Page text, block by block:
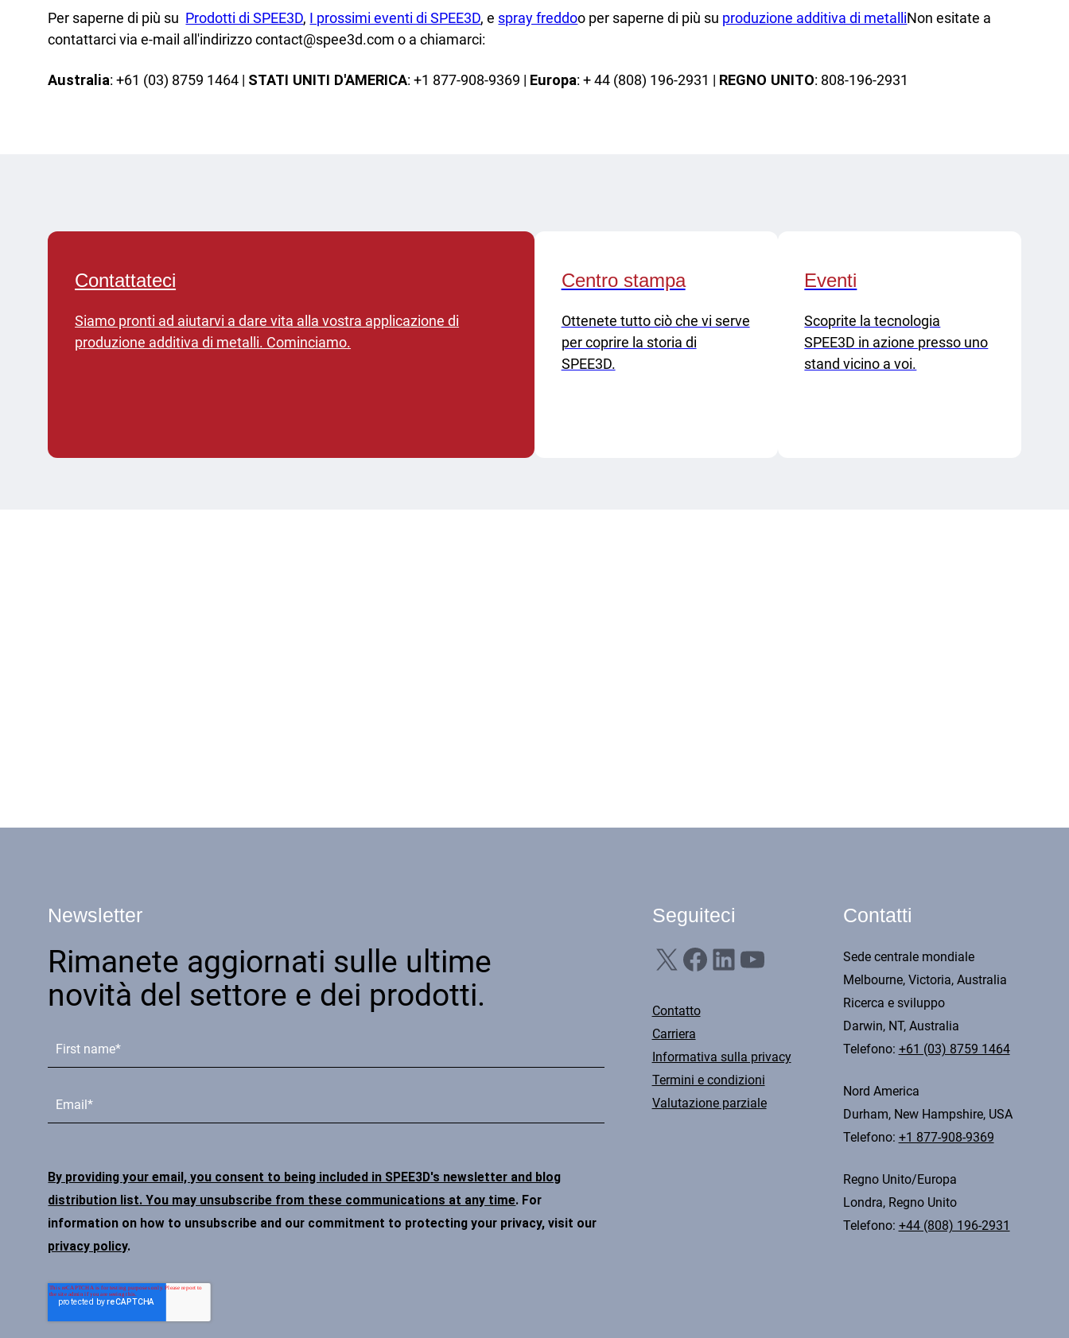
Per saperne di più su Prodotti di SPEE3D, I prossimi eventi di SPEE3D, e spray freddoo per saperne di più su produzione additiva di metalliNon esitate a
contattarci via e-mail all'indirizzo contact@spee3d.com o a chiamarci:
Australia: +61 (03) 8759 1464 | STATI UNITI D'AMERICA: +1 877-908-9369 | Europa: + 44 (808) 196-2931 | REGNO UNITO: 808-196-2931
Contattateci
Siamo pronti ad aiutarvi a dare vita alla vostra applicazione di
produzione additiva di metalli. Cominciamo.
Centro stampa
Ottenete tutto ciò che vi serve
per coprire la storia di
SPEE3D.
Eventi
Scoprite la tecnologia
SPEE3D in azione presso uno
stand vicino a voi.
Newsletter
Rimanete aggiornati sulle ultime
novità del settore e dei prodotti.
By providing your email, you consent to being included in SPEE3D's newsletter and blog
distribution list. You may unsubscribe from these communications at any time. For
information on how to unsubscribe and our commitment to protecting your privacy, visit our
privacy policy.
Seguiteci
X Facebook LinkedIn YouTube
Contatto
Carriera
Informativa sulla privacy
Termini e condizioni
Valutazione parziale
Contatti
Sede centrale mondiale
Melbourne, Victoria, Australia
Ricerca e sviluppo
Darwin, NT, Australia
Telefono: +61 (03) 8759 1464
Nord America
Durham, New Hampshire, USA
Telefono: +1 877-908-9369
Regno Unito/Europa
Londra, Regno Unito
Telefono: +44 (808) 196-2931